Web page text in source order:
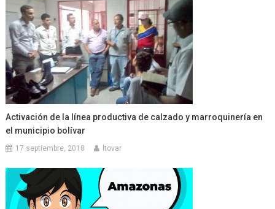
Activación de la línea productiva de calzado y marroquinería en
el municipio bolívar
17 septiembre, 2018 ltovar